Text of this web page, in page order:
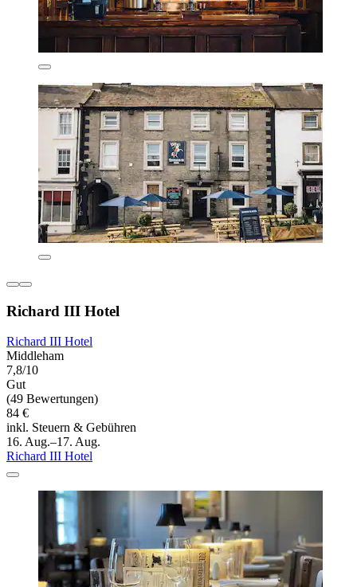
Richard III Hotel
Richard III Hotel
Middleham
7,8/10
Gut
(49 Bewertungen)
84 €
inkl. Steuern & Gebühren
16. Aug.–17. Aug.
Richard III Hotel